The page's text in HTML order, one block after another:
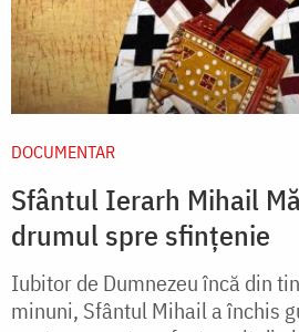
DOCUMENTAR
Sfântul Ierarh Mihail
drumul spre sfințenie
Iubitor de Dumnezeu încă din
minuni, Sfântul Mihail a închis